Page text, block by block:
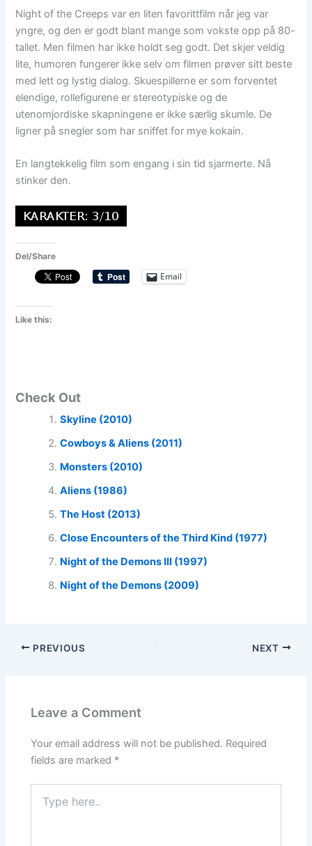
Night of the Creeps var en liten favorittfilm når jeg var
yngre, og den er godt blant mange som vokste opp på 80-
tallet. Men filmen har ikke holdt seg godt. Det skjer veldig
lite, humoren fungerer ikke selv om filmen prøver sitt beste
med lett og lystig dialog. Skuespillerne er som forventet
elendige, rollefigurene er stereotypiske og de
utenomjordiske skapningene er ikke særlig skumle. De
ligner på snegler som har sniffet for mye kokain.
En langtekkelig film som engang i sin tid sjarmerte. Nå
stinker den.
Del/Share
Email
Like this:
Check Out
Skyline (2010)
Cowboys & Aliens (2011)
Monsters (2010)
Aliens (1986)
The Host (2013)
Close Encounters of the Third Kind (1977)
Night of the Demons III (1997)
Night of the Demons (2009)
PREVIOUS NEXT
Leave a Comment
Your email address will not be published. Required
fields are marked *
here..